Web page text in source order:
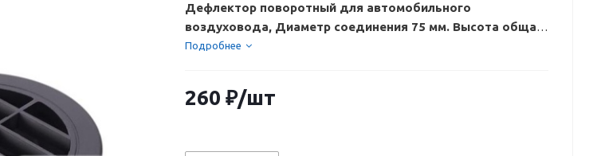
Дефлектор поворотный для автомобильного
воздуховода, Диаметр соединения 75 мм. Высота общая
60 мм. Цвет черный
Подробнее
260 ₽/шт